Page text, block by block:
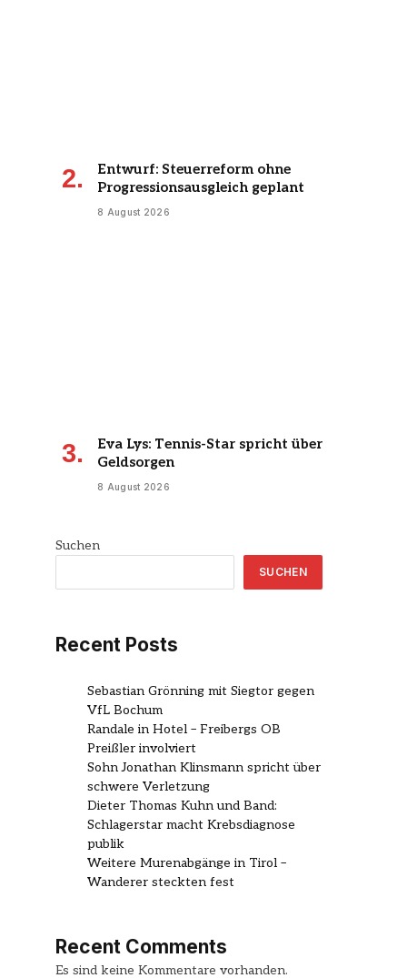
Entwurf: Steuerreform ohne
Progressionsausgleich geplant
8 August 2026
Eva Lys: Tennis-Star spricht über
Geldsorgen
8 August 2026
Suchen
SUCHEN
Recent Posts
Sebastian Grönning mit Siegtor gegen
VfL Bochum
Randale in Hotel – Freibergs OB
Preißler involviert
Sohn Jonathan Klinsmann spricht über
schwere Verletzung
Dieter Thomas Kuhn und Band:
Schlagerstar macht Krebsdiagnose
publik
Weitere Murenabgänge in Tirol –
Wanderer steckten fest
Recent Comments
Es sind keine Kommentare vorhanden.